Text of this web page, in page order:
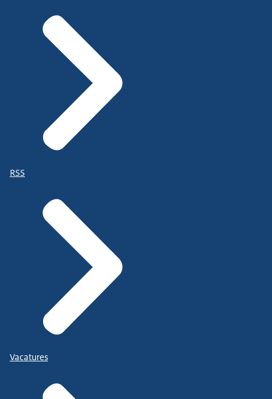
RSS
Vacatures